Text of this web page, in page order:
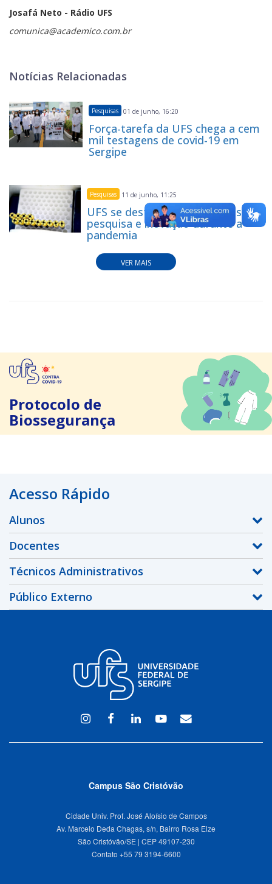
Josafá Neto - Rádio UFS
comunica@academico.com.br
Notícias Relacionadas
Pesquisas 01 de junho, 16:20
Força-tarefa da UFS chega a cem
mil testagens de covid-19 em
Sergipe
Pesquisas 11 de junho, 11:25
UFS se destaca por atividades de
pesquisa e inovação durante a
pandemia
VER MAIS
Protocolo de
Biossegurança
Acesso Rápido
Alunos
Docentes
Técnicos Administrativos
Público Externo
InstagramFacebook
LinkedinYoutubeWEBMAIL
Campus São Cristóvão
Cidade Univ. Prof. José Aloísio de Campos
Av. Marcelo Deda Chagas, s/n, Bairro Rosa Elze
São Cristóvão/SE | CEP 49107-230